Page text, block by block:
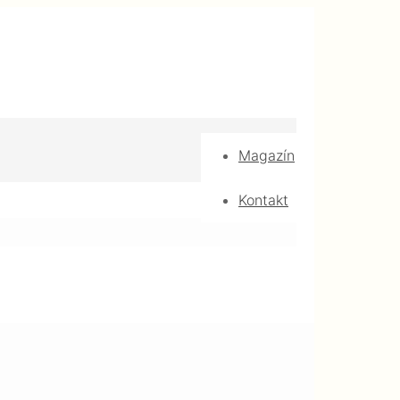
Magazín
Kontakt